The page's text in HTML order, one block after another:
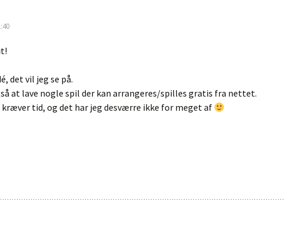
det vil jeg se på.
at lave nogle spil der kan arrangeres/spilles gratis fra nettet.
kræver tid, og det har jeg desværre ikke for meget af